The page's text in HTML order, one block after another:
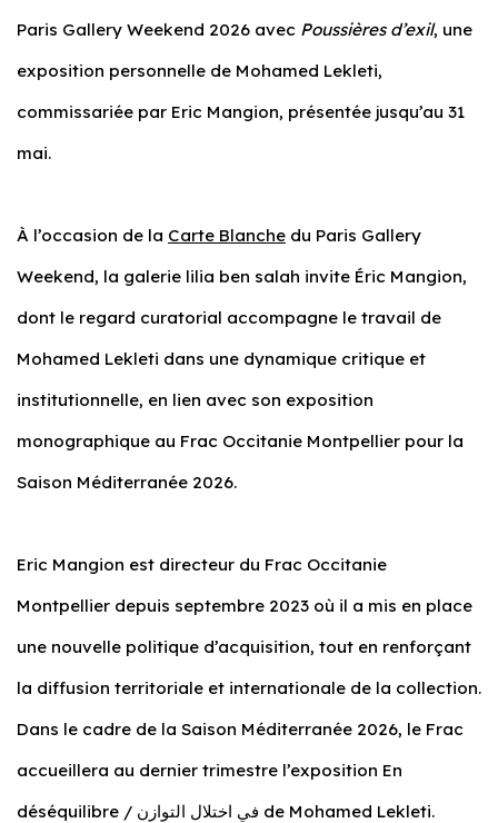
Paris Gallery Weekend 2026 avec Poussières d’exil, une
exposition personnelle de Mohamed Lekleti,
commissariée par Eric Mangion, présentée jusqu’au 31
mai.
À l’occasion de la Carte Blanche du Paris Gallery
Weekend, la galerie lilia ben salah invite Éric Mangion,
dont le regard curatorial accompagne le travail de
Mohamed Lekleti dans une dynamique critique et
institutionnelle, en lien avec son exposition
monographique au Frac Occitanie Montpellier pour la
Saison Méditerranée 2026.
Eric Mangion est directeur du Frac Occitanie
Montpellier depuis septembre 2023 où il a mis en place
une nouvelle politique d’acquisition, tout en renforçant
la diffusion territoriale et internationale de la collection.
Dans le cadre de la Saison Méditerranée 2026, le Frac
accueillera au dernier trimestre l’exposition En
déséquilibre
/ في اختلال التوازن de Mohamed Lekleti.